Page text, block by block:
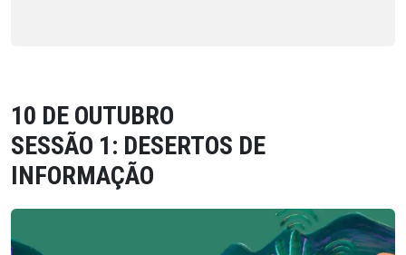
10 DE OUTUBRO
SESSÃO 1: DESERTOS DE
INFORMAÇÃO